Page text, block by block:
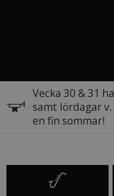
Vecka 30 & 31
samt lördagar
en fin sommar!